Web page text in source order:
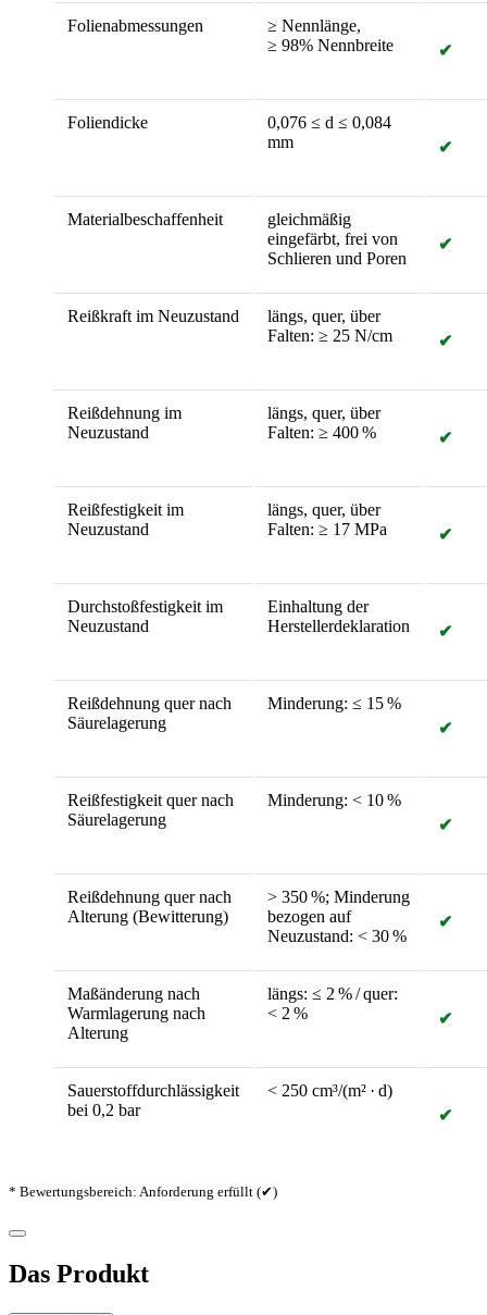
Folienabmessungen
≥ Nennlänge,
≥ 98% Nennbreite
✔
Foliendicke
0,076 ≤ d ≤ 0,084
mm
✔
Materialbeschaffenheit
gleichmäßig
eingefärbt, frei von
Schlieren und Poren
✔
Reißkraft im Neuzustand
längs, quer, über
Falten: ≥ 25 N/cm
✔
Reißdehnung im
Neuzustand
längs, quer, über
Falten: ≥ 400 %
✔
Reißfestigkeit im
Neuzustand
längs, quer, über
Falten: ≥ 17 MPa
✔
Durchstoßfestigkeit im
Neuzustand
Einhaltung der
Herstellerdeklaration
✔
Reißdehnung quer nach
Säurelagerung
Minderung: ≤ 15 %
✔
Reißfestigkeit quer nach
Säurelagerung
Minderung: < 10 %
✔
Reißdehnung quer nach
Alterung (Bewitterung)
> 350 %; Minderung
bezogen auf
Neuzustand: < 30 %
✔
Maßänderung nach
Warmlagerung nach
Alterung
längs: ≤ 2 % / quer:
< 2 %
✔
Sauerstoffdurchlässigkeit
bei 0,2 bar
< 250 cm³/(m² · d)
✔
* Bewertungsbereich: Anforderung erfüllt (✔)
Das Produkt